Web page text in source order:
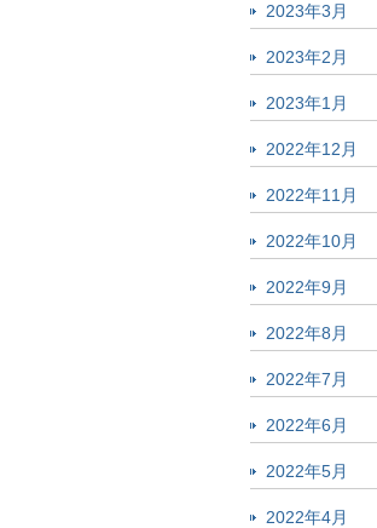
2023年3月
2023年2月
2023年1月
2022年12月
2022年11月
2022年10月
2022年9月
2022年8月
2022年7月
2022年6月
2022年5月
2022年4月